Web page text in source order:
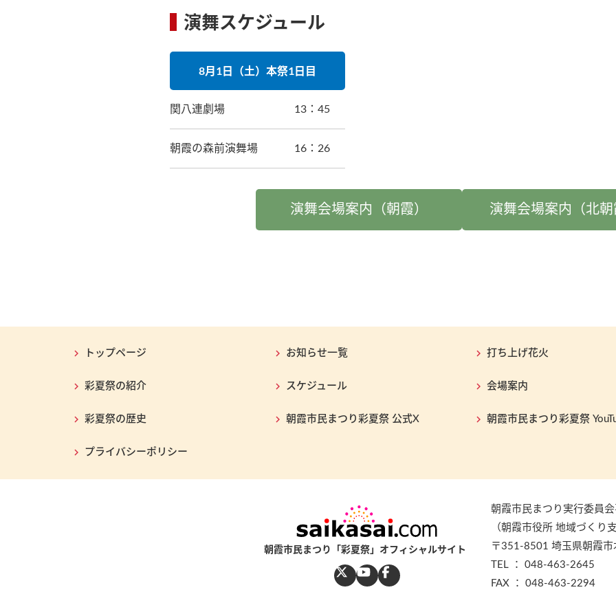
演舞スケジュール
8月1日（土）本祭1日目
関八連劇場 13：45
朝霞の森前演舞場 16：26
演舞会場案内（朝霞） 演舞会場案内（北
トップページ お知らせ一覧 打ち上げ花火
彩夏祭の紹介 スケジュール 会場案内
彩夏祭の歴史 朝霞市民まつり彩夏祭 公式X 朝霞市民まつり彩夏祭
プライバシーポリシー
朝霞市民まつり「彩夏祭」オフィシャルサイト
朝霞市民まつり実行委員
（朝霞市役所 地域づくり
〒351-8501 埼玉県朝霞
TEL ： 048-463-2645
FAX ： 048-463-2294